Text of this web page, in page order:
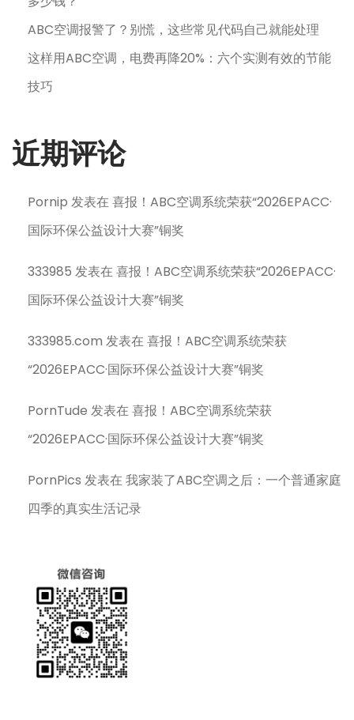
ABC空调报警了？别慌，这些常见代码自己就能处理
这样用ABC空调，电费再降20%：六个实测有效的节能
技巧
近期评论
Pornip 发表在喜报！ABC空调系统荣获“2026EPACC·
国际环保公益设计大赛”铜奖
333985 发表在喜报！ABC空调系统荣获“2026EPACC·
国际环保公益设计大赛”铜奖
333985.com 发表在喜报！ABC空调系统荣获
“2026EPACC·国际环保公益设计大赛”铜奖
PornTude 发表在喜报！ABC空调系统荣获
“2026EPACC·国际环保公益设计大赛”铜奖
PornPics 发表在我家装了ABC空调之后：一个普通家庭
四季的真实生活记录